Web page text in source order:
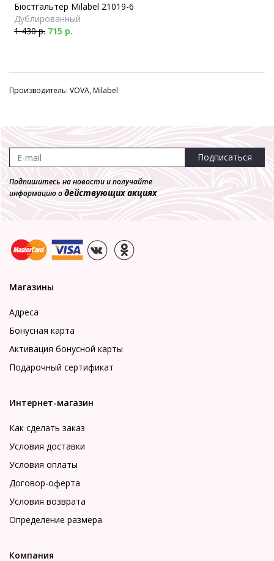
Бюстгальтер Milabel 21019-6
Дублированный
1 430 р. 715 р.
Производитель: VOVA, Milabel
Подписаться
Подпишитесь на новости и получайте
информацию одействующих акциях
Магазины
Адреса
Бонусная карта
Активация бонусной карты
Подарочный сертификат
Интернет-магазин
Как сделать заказ
Условия доставки
Условия оплаты
Договор-оферта
Условия возврата
Определение размера
Компания